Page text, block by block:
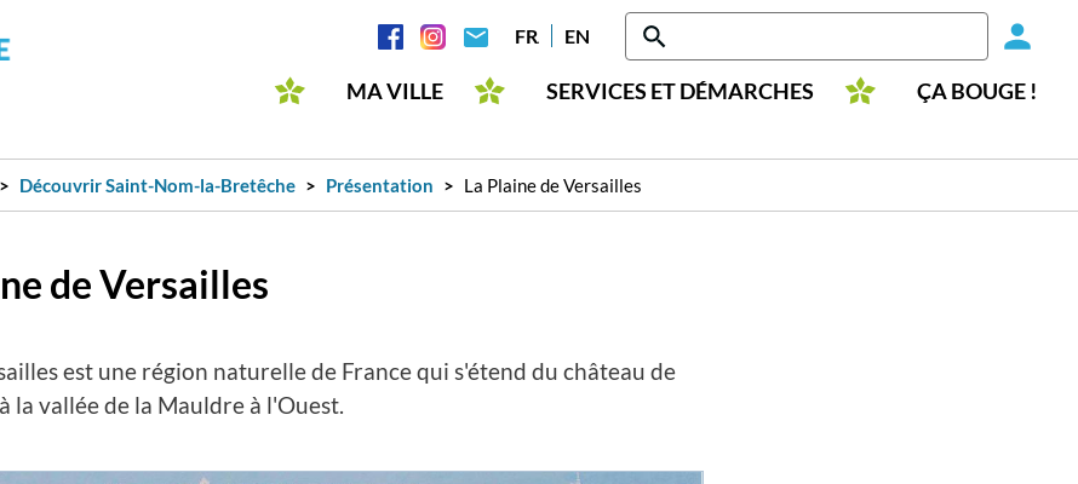
contenu
principal
-
FRANÇAISENGLISH
Réseaux
sociaux
MA VILLE SERVICES ET DÉMARCHES ÇA BOUGE !
Découvrir Saint-Nom-la-Bretêche Présentation La Plaine de Versailles
de Versailles
est une région naturelle de France qui s'étend du château de
la vallée de la Mauldre à l'Ouest.